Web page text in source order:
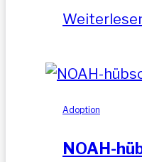
Adoption
NOAH-